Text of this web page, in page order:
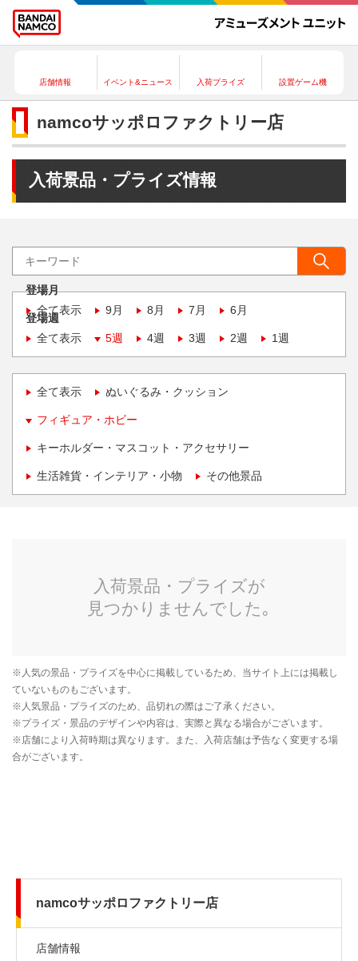
店舗情報 イベント&ニュース 入荷プライズ 設置ゲーム機
namcoサッポロファクトリー店
入荷景品・プライズ情報
登場月
全て表示
9月 8月 7月 6月
登場週
全て表示
5週 4週 3週 2週 1週
全て表示 ぬいぐるみ・クッション
フィギュア・ホビー
キーホルダー・マスコット・アクセサリー
生活雑貨・インテリア・小物 その他景品
namcoサッポロファクトリー店
店舗情報